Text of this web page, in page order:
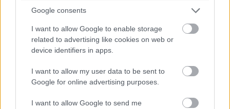
Google consents
I want to allow Google to enable storage
related to advertising like cookies on web or
device identifiers in apps.
I want to allow my user data to be sent to
Google for online advertising purposes.
I want to allow Google to send me
95 kr/
användare på